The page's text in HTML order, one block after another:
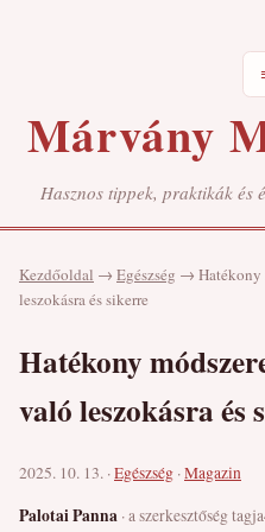
Márvány
Hasznos tippek, praktikák és
Kezdőoldal → Egészség →
leszokásra és sikerre
Hatékony
való leszokásra és
2025. 10. 13. ·Egészség ·Magazin
Palotai Panna · a szerkesztőség tagja